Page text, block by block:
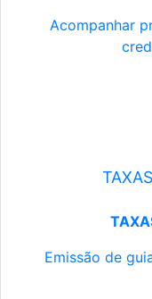
Acompanhar
Emissão de